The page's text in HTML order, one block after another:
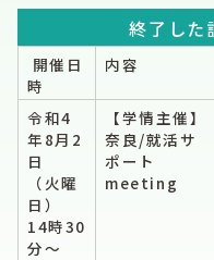
終了した
開催日
時
内容
令和4
年8月2
日
（火曜
日）
14時30
分～
【学情主催】
奈良/就活サ
ポート
meeting